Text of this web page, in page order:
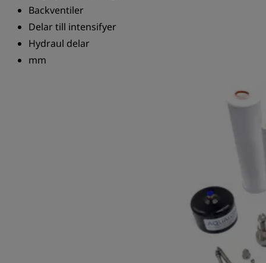
Backventiler
Delar till intensifyer
Hydraul delar
mm